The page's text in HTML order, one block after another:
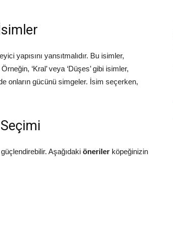
yapısını yansıtmalıdır. Bu isimler,
‘Kral’ veya ‘Düşes’ gibi isimler,
onların gücünü simgeler. İsim seçerken,
Aşağıdaki öneriler köpeğinizin